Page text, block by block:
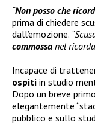
“Non posso che
prima di chiedere
dall’emozione.
commossa nel
Incapace di
ospiti in studio
Dopo un breve
elegantemente
pubblico e sullo